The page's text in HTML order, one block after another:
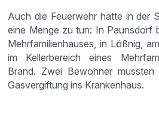
Auch die Feuerwehr hatte in der
eine Menge zu tun: In Paunsdorf
Mehrfamilienhauses, in Lößnig,
im Kellerbereich eines
Brand. Zwei Bewohner
Gasvergiftung ins Krankenhaus.